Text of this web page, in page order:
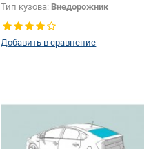
Тип кузова: Внедорожник
Добавить в сравнение